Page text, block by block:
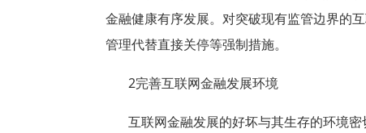
金融健康有序发展。对突破现有监管边界的
管理代替直接关停等强制措施。
2完善互联网金融发展环境
互联网金融发展的好坏与其生存的环境